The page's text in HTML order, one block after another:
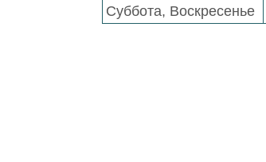
Суббота, Воскресенье